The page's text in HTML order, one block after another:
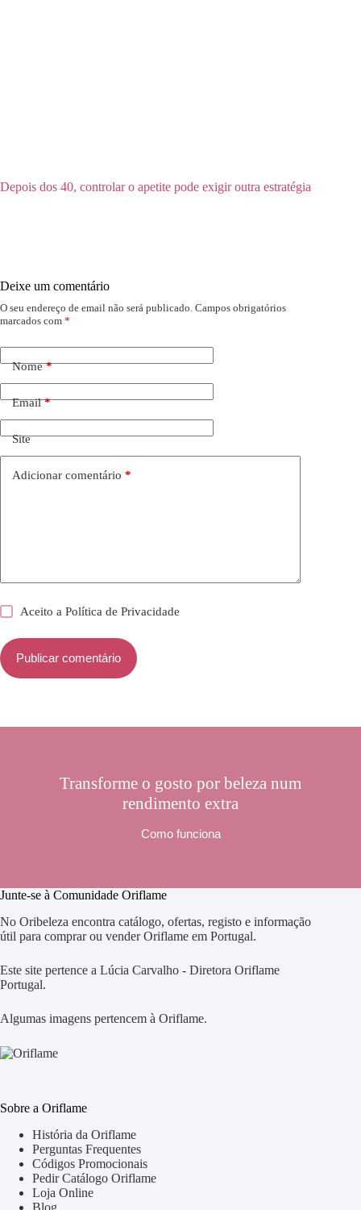
Depois dos 40, controlar o apetite pode exigir outra estratégia
Deixe um comentário
O seu endereço de email não será publicado. Campos obrigatórios
marcados com *
Nome*
Email*
Site
Adicionar comentário *
Aceito aPolítica de Privacidade
Publicar comentário
Transforme o gosto por beleza num
rendimento extra
Como funciona
Junte-se à Comunidade Oriflame
No Oribeleza encontra catálogo, ofertas, registo e informação
útil para comprar ou vender Oriflame em Portugal.
Este site pertence a Lúcia Carvalho - Diretora Oriflame
Portugal.
Algumas imagens pertencem à Oriflame.
Sobre a Oriflame
História da Oriflame
Perguntas Frequentes
Códigos Promocionais
Pedir Catálogo Oriflame
Loja Online
Blog